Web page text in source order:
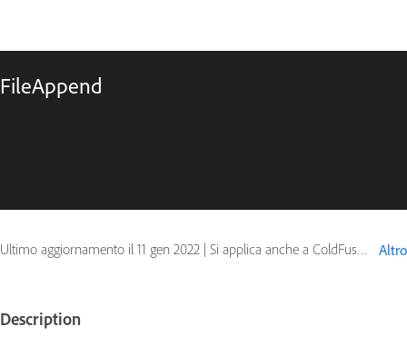
FileAppend
Ultimo aggiornamento il 11 gen 2022 | Si applica anche a ColdFusion Altro
Description